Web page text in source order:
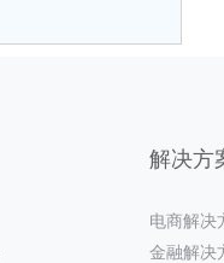
解决方
电商解决
金融解决